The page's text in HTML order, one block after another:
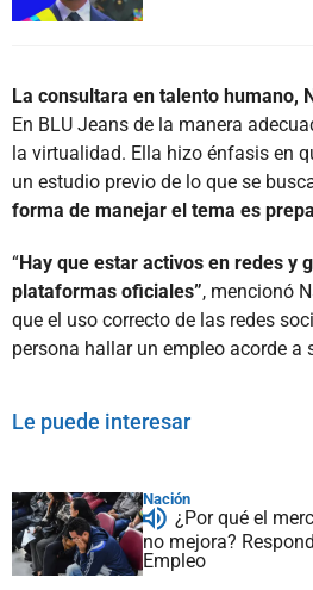
La consultara en talento humano,
En BLU Jeans de la manera
la virtualidad. Ella hizo énfasis en
un estudio previo de lo que se
forma de manejar el tema es
“Hay que estar activos en redes y
plataformas oficiales”, mencionó
que el uso correcto de las redes
persona hallar un empleo acorde a
Le puede interesar
Nación
¿Por qué el
no mejora?
Empleo